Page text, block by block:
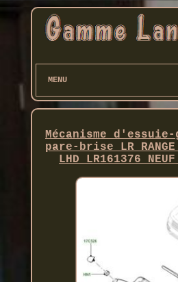
MENU
Mécanisme
pare-brise LR RANGE
LHD LR161376 NEUF